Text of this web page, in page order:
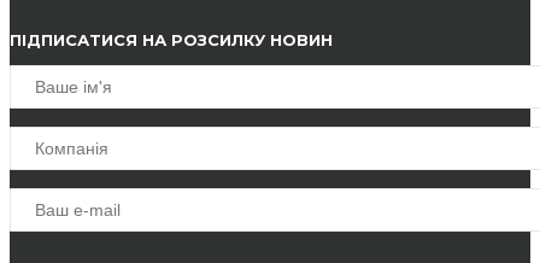
ПІДПИСАТИСЯ НА РОЗСИЛКУ НОВИН